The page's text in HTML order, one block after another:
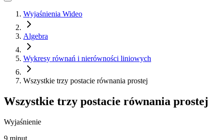
Wyjaśnienia Wideo
Algebra
Wykresy równań i nierówności liniowych
Wszystkie trzy postacie równania prostej
Wszystkie trzy postacie równania prostej
Wyjaśnienie
9 minut